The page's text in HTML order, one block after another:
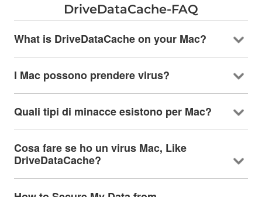
DriveDataCache-FAQ
What is DriveDataCache on your Mac?
I Mac possono prendere virus?
Quali tipi di minacce esistono per Mac?
Cosa fare se ho un virus Mac, Like
DriveDataCache?